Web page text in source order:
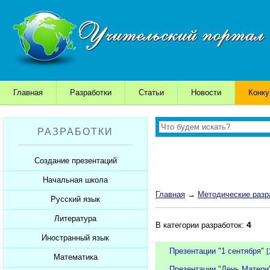
Главная Разработки Статьи Новости
РАЗРАБОТКИ
Создание презентаций
Шаблоны для презентаций
Советы начинающим
Советы дедушки
К презентации...
Начальная школа
Уроки
Презентации
Мультимедийные тесты
Печатные тесты
Русский язык
Уроки
Презентации
Мультимедийные тесты
Литература
Уроки
Презентации
Иностранный язык
Уроки
Математика
Главная → Методические
В категории разработок: 4
Презентации "1 сентября"